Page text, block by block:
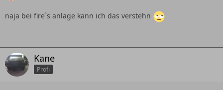
naja bei fire`s anlage kann ich das verstehn
Kane
Profi